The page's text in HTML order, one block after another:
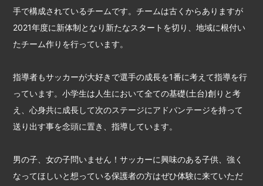
手で構成されているチームです。チームは古くからありますが
2021年度に新体制となり新たなスタートを切り、地域に根付い
たチーム作りを行っています。
指導者もサッカーが大好きで選手の成長を1番に考えて指導を行
っています。小学生は人生において全ての基礎(土台)創りと考
え、心身共に成長して次のステージにアドバンテージを持って
送り出す事を念頭に置き、指導しています。
男の子、女の子問いません！サッカーに興味のある子供、強く
なってほしいと想っている保護者の方はぜひ体験に来ていただ